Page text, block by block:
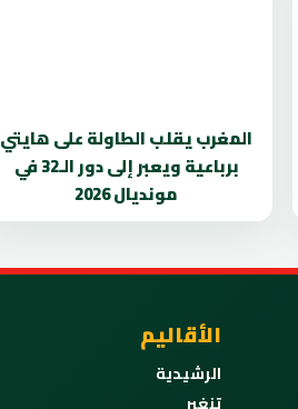
المغرب يقلب الطاولة على هايتي
برباعية ويعبر إلى دور الـ32 في
مونديال 2026
الأقاليم
الرشيدية